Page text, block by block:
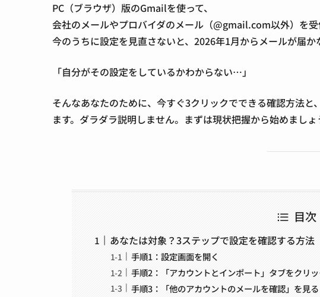
PC（ブラウザ）版のGmailを使って、
会社のメールやプロバイダのメール（@gmail.com以外）を受
今のうちに設定を見直さないと、2026年1月からメールが届か
「自分がその設定をしているかわからない…」
そんなあなたのために、今すぐ3クリックでできる確認方法
ます。ダラダラ説明しません。まずは現状把握から始めましょ
目次
あなたは対象？3ステップで設定を確認する方法
手順1：設定画面を開く
手順2：「アカウントとインポート」タブをクリ
手順3：「他のアカウントのメールを確認」を見る